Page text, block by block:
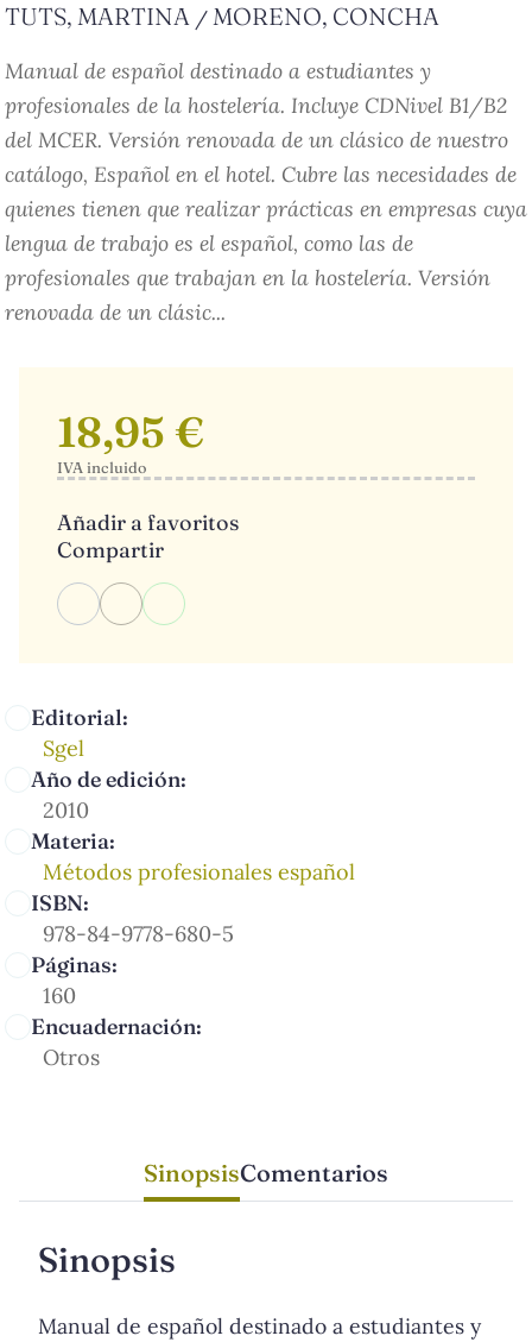
TUTS, MARTINA / MORENO, CONCHA
Manual de español destinado a estudiantes y
profesionales de la hostelería. Incluye CDNivel B1/B2
del MCER. Versión renovada de un clásico de nuestro
catálogo, Español en el hotel. Cubre las necesidades de
quienes tienen que realizar prácticas en empresas cuya
lengua de trabajo es el español, como las de
profesionales que trabajan en la hostelería. Versión
renovada de un clásic...
Editorial:
Sgel
Año de edición:
2010
Materia:
Métodos profesionales español
ISBN:
978-84-9778-680-5
Páginas:
160
Encuadernación:
Otros
18,95 €
IVA incluido
Añadir a favoritos
Compartir
SinopsisComentarios
Sinopsis
Manual de español destinado a estudiantes y